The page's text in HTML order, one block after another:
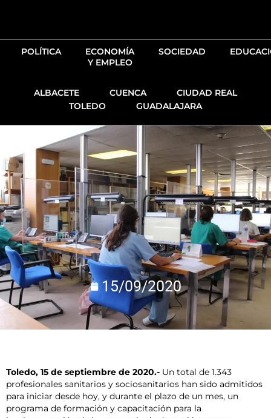
POLÍTICA
ECONOMÍA
Y EMPLEO
SOCIEDAD
ALBACETE CUENCA
CIUDAD REAL
TOLEDO
GUADALAJARA
15/09/2020
Toledo, 15 de septiembre de 2020.- Un total de 1.343
profesionales sanitarios y sociosanitarios han sido admitidos
para iniciar desde hoy, y durante el plazo de un mes, un
programa de formación y capacitación para la